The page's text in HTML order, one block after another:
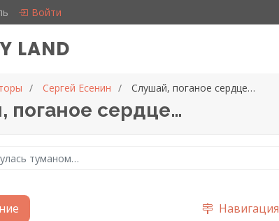
Войти
LAND
Сергей Есенин Слушай, поганое сердце…
поганое сердце…
туманом…
Навигация